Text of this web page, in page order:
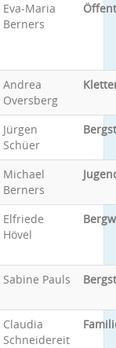
Eva-Maria
Berners
Andrea
Oversberg
Jürgen
Schüer
Michael
Berners
Elfriede
Hövel
Sabine Pauls
Claudia
Schneidereit